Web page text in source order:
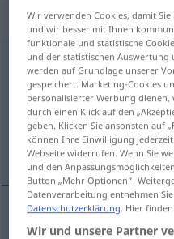
Schlussakkordm <
Übersicht aller
(Für mehr Details die
acorde final
acordemfinal
Wir verwenden Cookies, damit
und wir besser mit Ihnen
funktionale und statistische
und der statistischen
werden auf Grundlage unserer
gespeichert. Marketing-Cookies
personalisierter Werbung
durch einen Klick auf den
geben. Klicken Sie ansonsten auf
können Ihre Einwilligung
Webseite widerrufen. Wenn Sie
und den
Button „Mehr Optionen“.
Datenverarbeitung entnehmen
Datenschutzerklärung. Hier
Wir und unsere Partner